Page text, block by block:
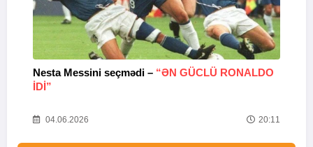
Nesta Messini seçmədi – “ƏN GÜCLÜ RONALDO
IDI”
04.06.2026 20:11